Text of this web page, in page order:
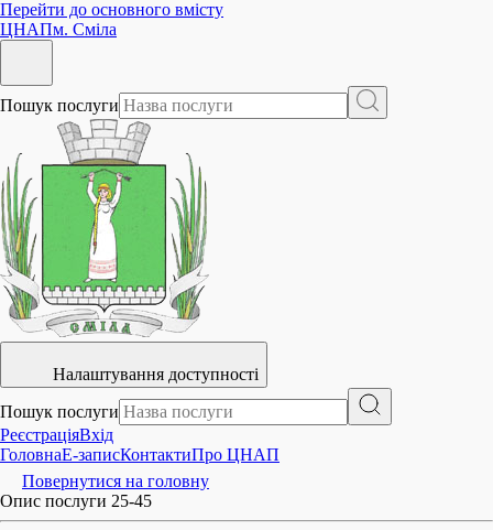
Перейти до основного вмісту
ЦНАПм. Сміла
Пошук послуги
Налаштування доступності
Пошук послуги
РеєстраціяВхід
ГоловнаE-записКонтактиПро ЦНАП
Повернутися на головну
Опис послуги 25-45